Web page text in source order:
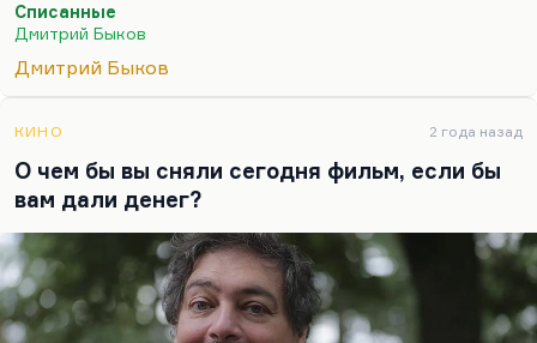
Свиридова, который возвращается из
эмиграции). Десять-пятнадцать лет нам
происходит действие. Но я не хочу его печатать;
роман хорошо, когда есть эпохальное время на
дворе. Сегодня это не тот жанр, в котором надо
выступать. Мне вообще кажется, что время
эпических романов закончилось. Сегодня надо
писать…
Списанные
Дмитрий Быков
Дмитрий Быков
КИНО 2 года назад
О чем бы вы сняли сегодня фильм, если бы
вам дали денег?